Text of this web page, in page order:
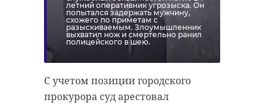
летний оперативник угрозыска. Он
попытался задержать мужчину,
схожего по приметам с
разыскиваемым. Злоумышленник
выхватил нож и смертельно ранил
полицейского в шею.
С учетом позиции городского
прокурора суд арестовал